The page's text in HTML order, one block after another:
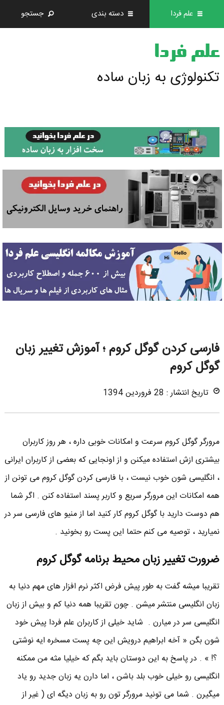
علم فردا دسته بندی جستجو
علم فردا
تکنولوژی به زبان ساده
فارسی کردن گوگل کروم ؛ آموزش تغییر زبان
گوگل کروم
تاریخ انتشار : 28 فروردین 1394
مرورگر گوگل کروم سرعت و امکانات خوبی داره ، هر روز کاربران
بیشتری ازش استفاده میکنن و از اونجایی که بعضی از کاربران ایرانی
، انگلیسی شون خوب نیست ، با فارسی کردن گوگل کروم می تونن از
همه امکانات این مرورگر سریع و کاربر پسند استفاده کنن . اگر شما
هم دوست دارید با گوگل کروم کار کنید اما از منیو های فارسی سر در
نمیارید ، توصیه می کنم حتما این پست رو بخونید .
ضرورت تغییر زبان محیط برنامه گوگل کروم
تقریبا میشه گفت به طور پیش فرض اکثر نرم افزار های مهم دنیا به
زبان انگلیسی منتشر میشن . چون تقریبا همه دنیا کم و بیش از زبان
انگلیسی سر در میارن . شاید خیلی از کاربران علم فردا پیش خود
شون بگن « آخه ابراهیم درویش این چه پست مسخره ایه نوشتی
؟! » . در پاسخ به این دوستان باید بگم که خیلیا مثه من ممکنه
انگلیسی رو خیلی خوب بلد باشن ، اما دارن یه زبان جدید رو یاد
میگیرن . شما می تونید مرورگر تون رو به زبان دیگه ای ( غیر از